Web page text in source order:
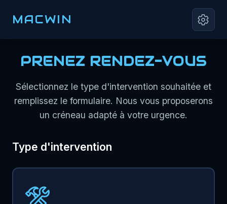
MACWIN
PRENEZ RENDEZ-VOUS
Sélectionnez le type d'intervention souhaitée et
remplissez le formulaire. Nous vous proposerons
un créneau adapté à votre urgence.
Type d'intervention